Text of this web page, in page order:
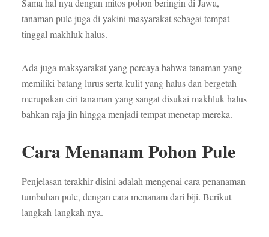
Sama hal nya dengan mitos pohon beringin di Jawa,
tanaman pule juga di yakini masyarakat sebagai tempat
tinggal makhluk halus.
Ada juga maksyarakat yang percaya bahwa tanaman yang
memiliki batang lurus serta kulit yang halus dan bergetah
merupakan ciri tanaman yang sangat disukai makhluk halus
bahkan raja jin hingga menjadi tempat menetap mereka.
Cara Menanam Pohon Pule
Penjelasan terakhir disini adalah mengenai cara penanaman
tumbuhan pule, dengan cara menanam dari biji. Berikut
langkah-langkah nya.